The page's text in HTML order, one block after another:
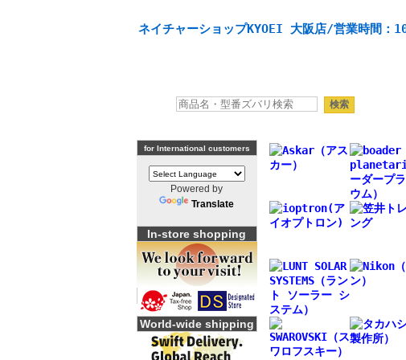
ネイチャーショップKYOEI 大阪店/営業時間：
for International customers
Powered by
Translate
In-store shopping
World-wide shipping